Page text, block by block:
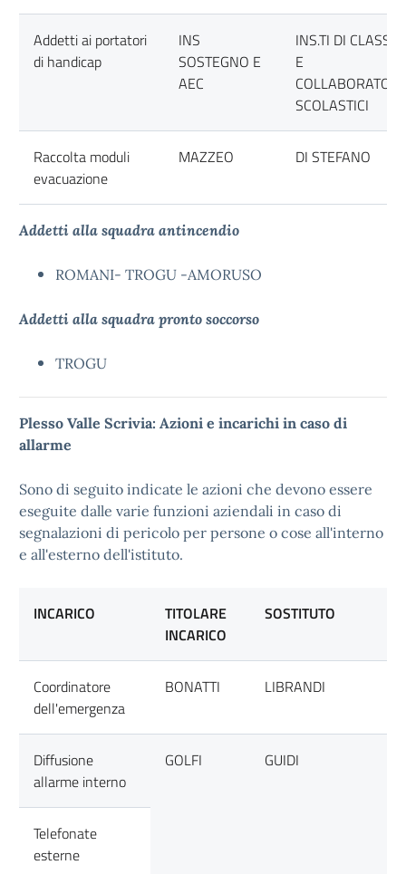
Addetti ai portatori
di handicap
INS
SOSTEGNO E
AEC
INS.TI DI CLASSE
E
COLLABORATORI
SCOLASTICI
Raccolta moduli
evacuazione
MAZZEO DI STEFANO
Addetti alla squadra antincendio
ROMANI- TROGU -AMORUSO
Addetti alla squadra pronto soccorso
TROGU
Plesso Valle Scrivia: Azioni e incarichi in caso di
allarme
Sono di seguito indicate le azioni che devono essere
eseguite dalle varie funzioni aziendali in caso di
segnalazioni di pericolo per persone o cose all'interno
e all'esterno dell'istituto.
INCARICO
TITOLARE
INCARICO
SOSTITUTO
Coordinatore
dell'emergenza
BONATTI LIBRANDI
Diffusione
allarme interno
GOLFI GUIDI
Telefonate
esterne